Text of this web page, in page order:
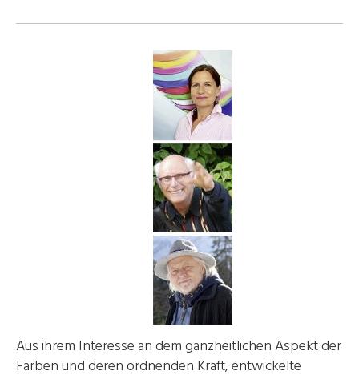
Aus ihrem Interesse an dem ganzheitlichen Aspekt der
Farben und deren ordnenden Kraft, entwickelte